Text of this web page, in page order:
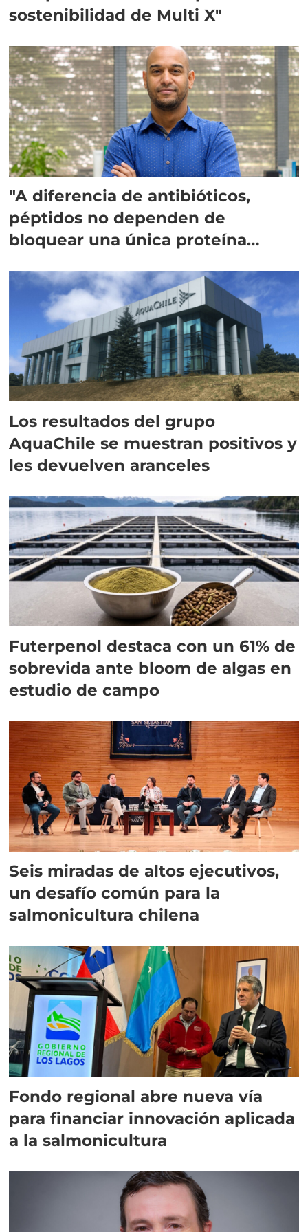
sostenibilidad de Multi X"
"A diferencia de antibióticos,
péptidos no dependen de
bloquear una única proteína
Los resultados del grupo
AquaChile se muestran positivos y
les devuelven aranceles
Futerpenol destaca con un 61% de
sobrevida ante bloom de algas en
estudio de campo
Seis miradas de altos ejecutivos,
un desafío común para la
salmonicultura chilena
Fondo regional abre nueva vía
para financiar innovación aplicada
a la salmonicultura